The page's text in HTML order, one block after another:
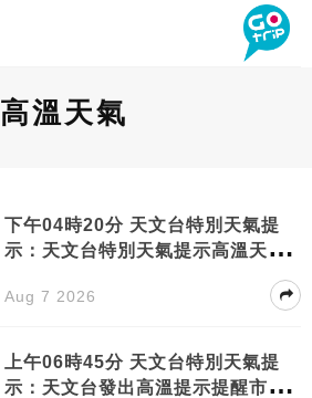
高溫天氣
下午04時20分 天文台特別天氣提
示：天文台特別天氣提示高溫天氣
Aug 7 2026
上午06時45分 天文台特別天氣提
示：天文台發出高溫提示提醒市民